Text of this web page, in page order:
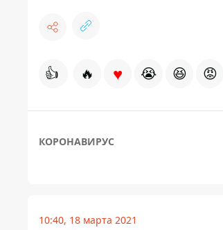
👍 🔥 ♥ 😭 😆 😡
КОРОНАВИРУС
10:40, 18 марта 2021